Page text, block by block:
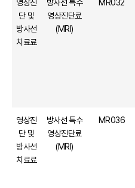
영상진
단 및
방사선
치료료
방사선 특수
영상진단료
(MRI)
MR032
영상진
단 및
방사선
치료료
방사선 특수
영상진단료
(MRI)
MR036